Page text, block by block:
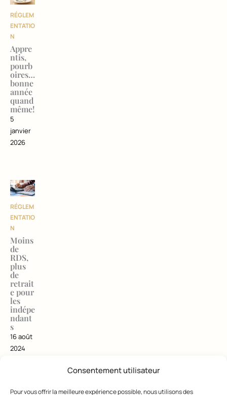
Consentement utilisateur
Pour vous offrir la meilleure expérience possible, nous utilisons des
RÉGLEM
ENTATIO
N
Appre
ntis,
pourb
oires…
bonne
année
quand
même!
5
janvier
2026
RÉGLEM
ENTATIO
N
Moins
de
RDS,
plus
de
retrait
e pour
les
indépe
ndant
s
16 août
2024